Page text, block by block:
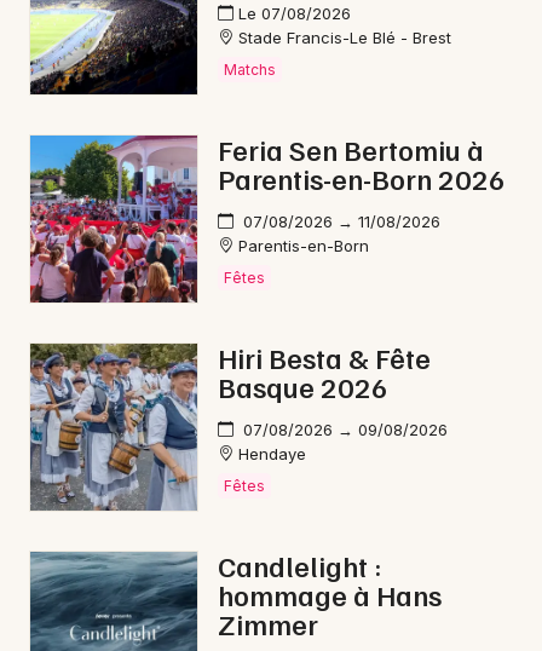
Magazine
Choisir mes départements
Mon email
Je m'abonne
Le 07/08/2026
Stade Francis-Le Blé - Brest
Matchs
Feria Sen Bertomiu à
Parentis-en-Born 2026
07/08/2026 → 11/08/2026
Parentis-en-Born
Fêtes
Hiri Besta & Fête
Basque 2026
07/08/2026 → 09/08/2026
Hendaye
Fêtes
Candlelight :
hommage à Hans
Zimmer